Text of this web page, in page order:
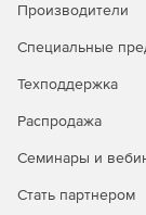
большого
удалении
Своего рода
List. В
чем в 50
Производители
Специальные
Техподдержка
Распродажа
Семинары и
Стать партнером